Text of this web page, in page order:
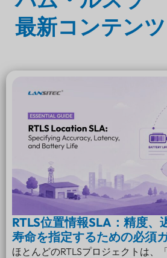
最新コンテンツ
RTLS位置情報SLA：精度、
寿命を指定するための必須
ほとんどのRTLSプロジェクトは、